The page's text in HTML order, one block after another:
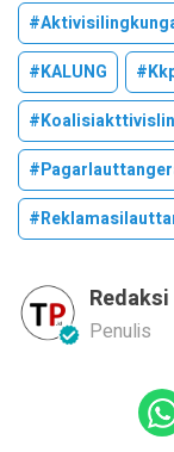
#KALUNG
Redaksi
Penulis